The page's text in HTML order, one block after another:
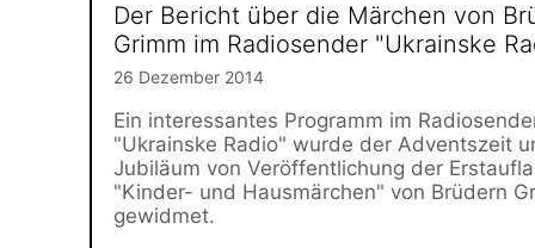
Der Bericht über die Märchen von
Grimm im Radiosender "Ukrainske
26 Dezember 2014
Ein interessantes Programm im
"Ukrainske Radio" wurde der Adventszeit
Jubiläum von Veröffentlichung der
"Kinder- und Hausmärchen" von Brüdern
gewidmet.